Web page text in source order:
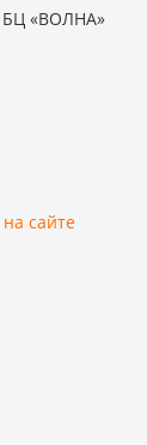
БЦ «ВОЛНА»
сайте